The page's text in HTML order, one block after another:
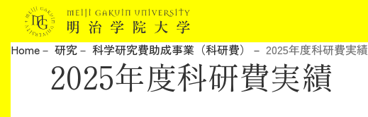
明治学院大学について
Home 研究 科学研究費助成事業（科研費） 2025年度科研費実績
2025年度科研費実績